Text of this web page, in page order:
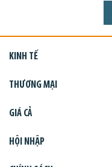
KINH TẾ
THƯƠNG MẠI
GIÁ CẢ
HỘI NHẬP